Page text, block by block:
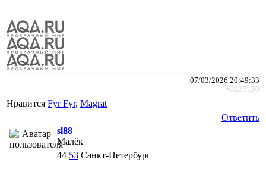
07/03/2026 20:49:33
#3237150
Нравится Fyr Fyr, Magrat
Ответить
sl88
Малёк
44 53 Санкт-Петербург